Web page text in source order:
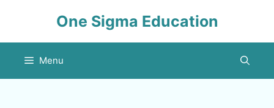
One Sigma Education
Menu